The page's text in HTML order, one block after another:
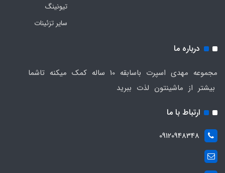
تیونینگ
سایر تزئینات
درباره ما
مجموعه مهدی اسپرت باسابقه 10 ساله کمک میکنه تاشما
بیشتر از ماشینتون لذت ببرید
ارتباط با ما
09120948348